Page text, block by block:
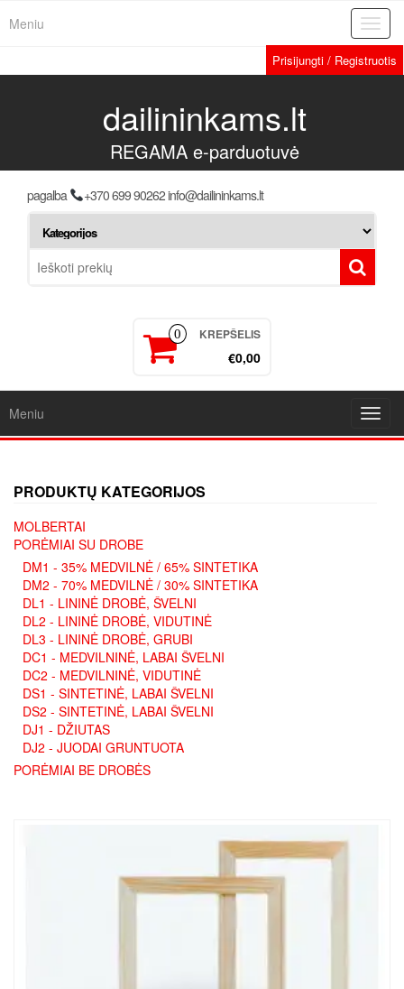
Meniu
Prisijungti / Registruotis
dailininkams.lt
REGAMA e-parduotuvė
pagalba +370 699 90262 info@dailininkams.lt
0 KREPŠELIS
€0,00
Meniu
PRODUKTŲ KATEGORIJOS
MOLBERTAI
PORĖMIAI SU DROBE
DM1 - 35% MEDVILNĖ / 65% SINTETIKA
DM2 - 70% MEDVILNĖ / 30% SINTETIKA
DL1 - LININĖ DROBĖ, ŠVELNI
DL2 - LININĖ DROBĖ, VIDUTINĖ
DL3 - LININĖ DROBĖ, GRUBI
DC1 - MEDVILNINĖ, LABAI ŠVELNI
DC2 - MEDVILNINĖ, VIDUTINĖ
DS1 - SINTETINĖ, LABAI ŠVELNI
DS2 - SINTETINĖ, LABAI ŠVELNI
DJ1 - DŽIUTAS
DJ2 - JUODAI GRUNTUOTA
PORĖMIAI BE DROBĖS